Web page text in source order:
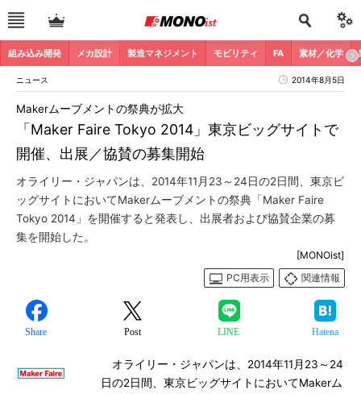
組み込み開発 メカ設計 製造マネジメント モビリティ FA 素材／化学
ニュース 2014年8月5日
「Maker Faire Tokyo 2014」東京ビッグサイトで
開催、出展／協賛の募集開始
Makerムーブメントの祭典が拡大
オライリー・ジャパンは、2014年11月23～24日の2日間、東京ビ
ッグサイトにおいてMakerムーブメントの祭典「Maker Faire
Tokyo 2014」を開催すると発表し、出展者および協賛企業の募
集を開始した。
[MONOist]
PC用表示
関連情報
Share Post LINE Hatena
オライリー・ジャパンは、2014年11月23～24
日の2日間、東京ビッグサイトにおいてMakerム